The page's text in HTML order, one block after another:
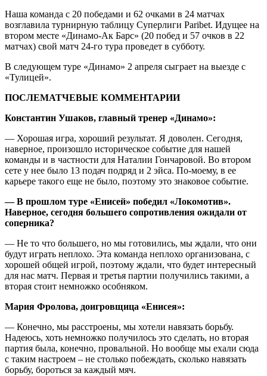
Наша команда с 20 победами и 62 очками в 24 матчах
возглавила турнирную таблицу Суперлиги Paribet. Идущее на
втором месте «Динамо-Ак Барс» (20 побед и 57 очков в 22
матчах) свой матч 24-го тура проведет в субботу.
В следующем туре «Динамо» 2 апреля сыграет на выезде с
«Тулицей».
ПОСЛЕМАТЧЕВЫЕ КОММЕНТАРИИ
Константин Ушаков, главный тренер «Динамо»:
— Хорошая игра, хороший результат. Я доволен. Сегодня,
наверное, произошло историческое событие для нашей
команды и в частности для Наталии Гончаровой. Во втором
сете у нее было 13 подач подряд и 2 эйса. По-моему, в ее
карьере такого еще не было, поэтому это знаковое событие.
— В прошлом туре «Енисей» победил «Локомотив».
Наверное, сегодня большего сопротивления ожидали от
соперника?
— Не то что большего, но мы готовились, мы ждали, что они
будут играть неплохо. Эта команда неплохо организована, с
хорошей общей игрой, поэтому ждали, что будет интересный
для нас матч. Первая и третья партии получились такими, а
вторая стоит немножко особняком.
Мария Фролова, доигровщица «Енисея»:
— Конечно, мы расстроены, мы хотели навязать борьбу.
Надеюсь, хоть немножко получилось это сделать, но вторая
партия была, конечно, провальной. Но вообще мы ехали сюда
с таким настроем – не столько побеждать, сколько навязать
борьбу, бороться за каждый мяч.